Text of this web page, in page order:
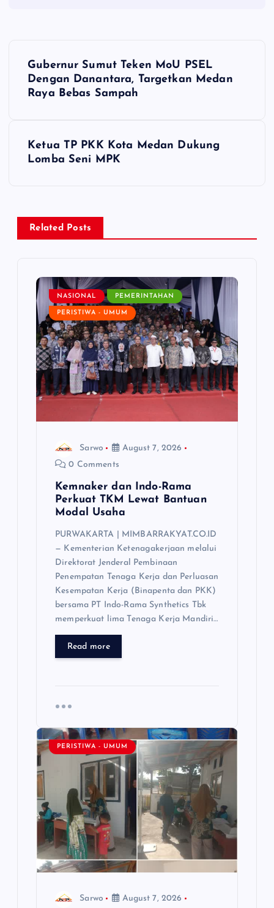
v
Gubernur Sumut Teken MoU PSEL
Dengan Danantara, Targetkan Medan
Raya Bebas Sampah
Ketua TP PKK Kota Medan Dukung
Lomba Seni MPK
Related Posts
NASIONAL PEMERINTAHAN
PERISTIWA - UMUM
Sarwo
August 7, 2026
0 Comments
Kemnaker dan Indo-Rama
Perkuat TKM Lewat Bantuan
Modal Usaha
PURWAKARTA | MIMBARRAKYAT.CO.ID
— Kementerian Ketenagakerjaan melalui
Direktorat Jenderal Pembinaan
Penempatan Tenaga Kerja dan Perluasan
Kesempatan Kerja (Binapenta dan PKK)
bersama PT Indo-Rama Synthetics Tbk
memperkuat lima Tenaga Kerja Mandiri…
Read more
PERISTIWA - UMUM
Sarwo
August 7, 2026